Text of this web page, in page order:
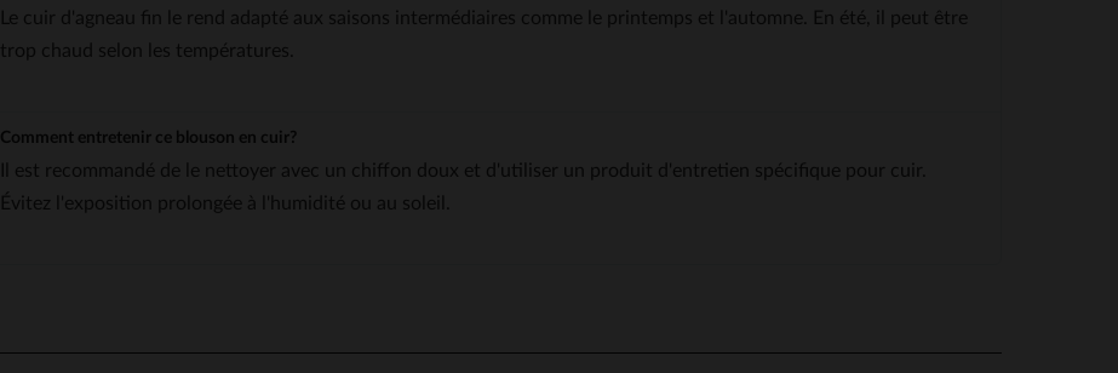
Le cuir d'agneau fin le rend adapté aux saisons intermédiaires comme le printemps et l'automne. En été, il peut être
trop chaud selon les températures.
Comment entretenir ce blouson en cuir?
Il est recommandé de le nettoyer avec un chiffon doux et d'utiliser un produit d'entretien spécifique pour cuir.
Évitez l'exposition prolongée à l'humidité ou au soleil.
Magnifique